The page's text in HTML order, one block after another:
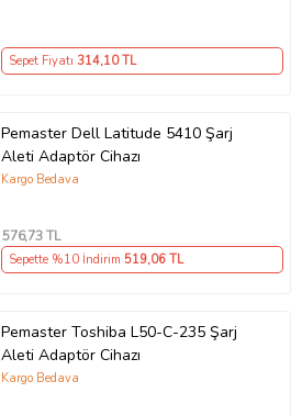
Sepet Fiyatı 314,10 TL
Pemaster Dell Latitude 5410 Şarj
Aleti Adaptör Cihazı
Kargo Bedava
576,73 TL
Sepette %10 İndirim 519,06 TL
Pemaster Toshiba L50-C-235 Şarj
Aleti Adaptör Cihazı
Kargo Bedava